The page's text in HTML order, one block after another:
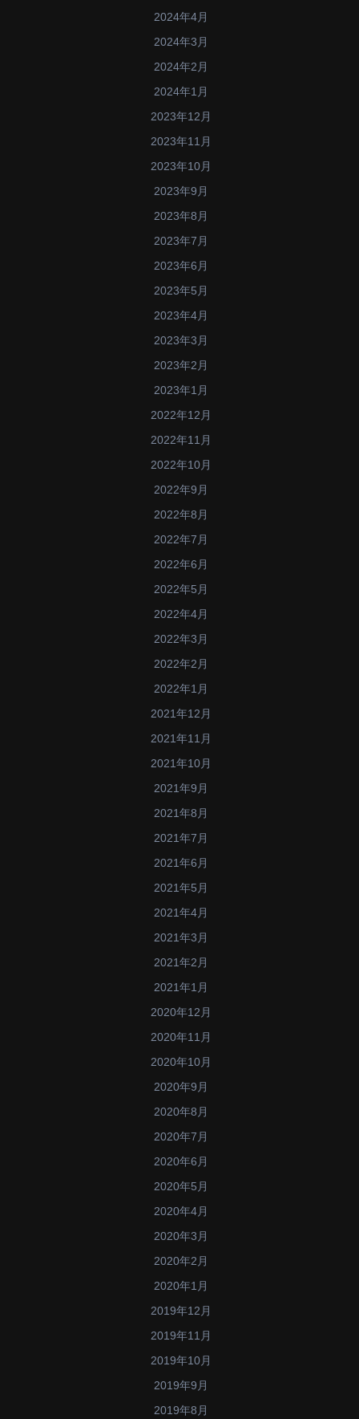
2024年4月
2024年3月
2024年2月
2024年1月
2023年12月
2023年11月
2023年10月
2023年9月
2023年8月
2023年7月
2023年6月
2023年5月
2023年4月
2023年3月
2023年2月
2023年1月
2022年12月
2022年11月
2022年10月
2022年9月
2022年8月
2022年7月
2022年6月
2022年5月
2022年4月
2022年3月
2022年2月
2022年1月
2021年12月
2021年11月
2021年10月
2021年9月
2021年8月
2021年7月
2021年6月
2021年5月
2021年4月
2021年3月
2021年2月
2021年1月
2020年12月
2020年11月
2020年10月
2020年9月
2020年8月
2020年7月
2020年6月
2020年5月
2020年4月
2020年3月
2020年2月
2020年1月
2019年12月
2019年11月
2019年10月
2019年9月
2019年8月